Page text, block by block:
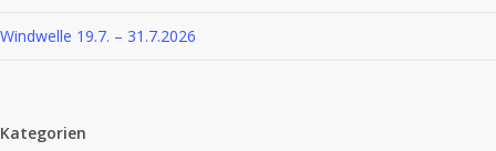
Windwelle 19.7. – 31.7.2026
Kategorien